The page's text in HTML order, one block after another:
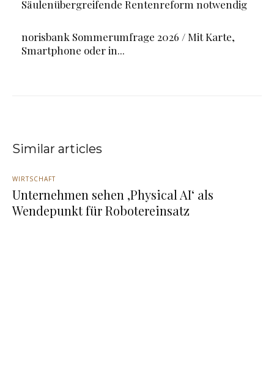
Säulenübergreifende Rentenreform notwendig
norisbank Sommerumfrage 2026 / Mit Karte,
Smartphone oder in...
Similar articles
WIRTSCHAFT
Unternehmen sehen ‚Physical AI‘ als
Wendepunkt für Robotereinsatz